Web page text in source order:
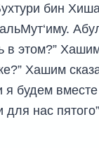
бин
в этом?”
Хашим
будем вместе
нас